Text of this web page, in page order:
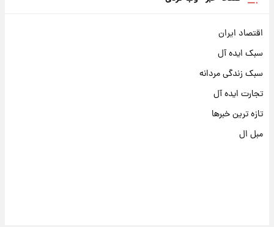
اقتصاد ایران
سبک ایده آل
سبک زندگی مردانه
تجارت ایده آل
تازه ترین خبرها
مبل ال